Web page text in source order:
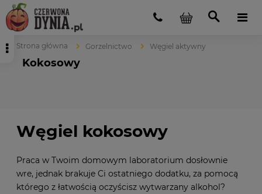
Strona główna Gorzelnictwo Węgiel aktywny
Kokosowy
Węgiel kokosowy
Praca w Twoim domowym laboratorium dosłownie
wre, jednak brakuje Ci ostatniego dodatku, za pomocą
którego z łatwością oczyścisz wytwarzany alkohol?